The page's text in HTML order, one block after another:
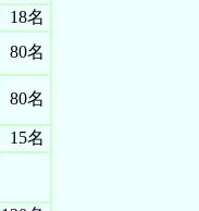
18名
80名
80名
15名